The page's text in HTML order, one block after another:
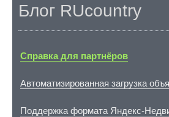
Блог RUcountry
Справка для партнёров
Автоматизированная загрузка
Поддержка формата Яндекс-